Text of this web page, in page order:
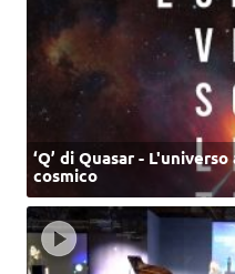
‘Q’ di Quasar -
cosmico